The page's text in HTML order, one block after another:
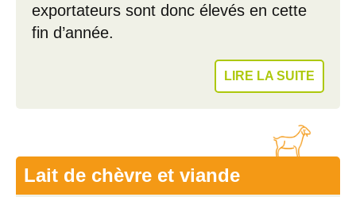
exportateurs sont donc élevés en cette
fin d’année.
LIRE LA SUITE
Lait de chèvre et viande